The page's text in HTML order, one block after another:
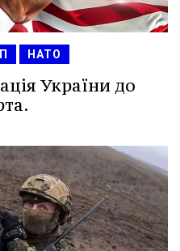
НАТО
України до